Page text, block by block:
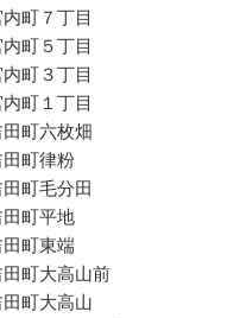
町７丁目
町５丁目
町３丁目
町１丁目
田町六枚畑
田町律粉
町毛分田
田町平地
田町東端
田町大高山前
田町大高山